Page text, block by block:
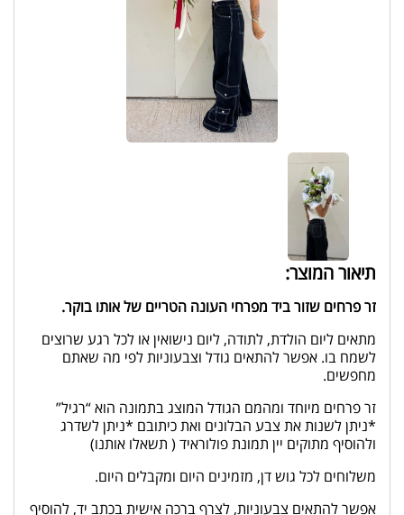
תיאור המוצר:
זר פרחים שזור ביד מפרחי העונה הטריים של אותו בוקר.
מתאים ליום הולדת, לתודה, ליום נישואין או לכל רגע שרוצים
לשמח בו. אפשר להתאים גודל וצבעוניות לפי מה שאתם
מחפשים.
זר פרחים מיוחד ומהמם הגודל המוצג בתמונה הוא “רגיל”
*ניתן לשנות את צבע הבלונים ואת כיתובם *ניתן לשדרג
ולהוסיף מתוקים יין תמונת פולוראיד ( תשאלו אותנו)
משלוחים לכל גוש דן, מזמינים היום ומקבלים היום.
אפשר להתאים צבעוניות, לצרף ברכה אישית בכתב יד, להוסיף